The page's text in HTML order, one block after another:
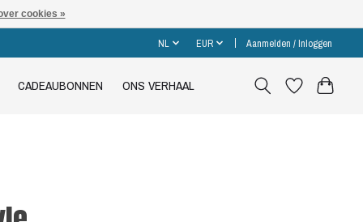
NL EUR Aanmelden / Inloggen
CADEAUBONNEN ONS VERHAAL
cookies »